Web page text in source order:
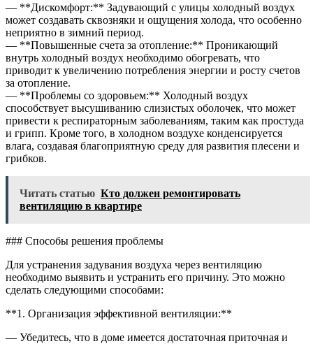
— **Дискомфорт:** Задувающий с улицы холодный воздух
может создавать сквозняки и ощущения холода, что особенно
неприятно в зимний период.
— **Повышенные счета за отопление:** Проникающий
внутрь холодный воздух необходимо обогревать, что
приводит к увеличению потребления энергии и росту счетов
за отопление.
— **Проблемы со здоровьем:** Холодный воздух
способствует высушиванию слизистых оболочек, что может
привести к респираторным заболеваниям, таким как простуда
и грипп. Кроме того, в холодном воздухе конденсируется
влага, создавая благоприятную среду для развития плесени и
грибков.
Читать статью Кто должен ремонтировать
вентиляцию в квартире
### Способы решения проблемы
Для устранения задувания воздуха через вентиляцию
необходимо выявить и устранить его причину. Это можно
сделать следующими способами:
**1. Организация эффективной вентиляции:**
— Убедитесь, что в доме имеется достаточная приточная и